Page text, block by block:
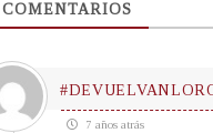
COMENTARIOS
7 años atrás